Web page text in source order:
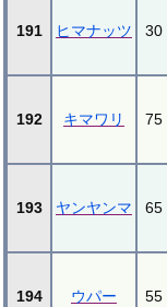
191 ヒマナッツ 30
192 キマワリ 75
193 ヤンヤンマ 65
194 ウパー 55